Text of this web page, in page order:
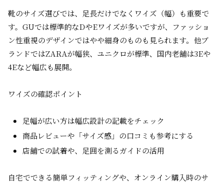
靴のサイズ選びでは、足長だけでなくワイズ（幅）も重要で
す。GUでは標準的なDやEワイズが多いですが、ファッショ
ン性重視のデザインではやや細身のものも見られます。他ブ
ランドではZARAが幅狭、ユニクロが標準、国内老舗は3Eや
4Eなど幅広も展開。
ワイズの確認ポイント
足幅が広い方は幅広設計の記載をチェック
商品レビューや「サイズ感」の口コミも参考にする
店舗での試着や、足囲を測るガイドの活用
自宅でできる簡単フィッティングや、オンライン購入時のサ